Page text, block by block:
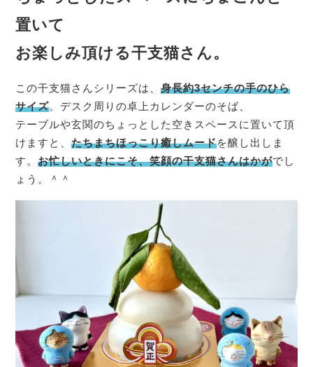
置いて
お楽しみ頂ける干支猫さん。
この干支猫さんシリーズは、身長約3センチの手のひら
サイズ。デスク周りの卓上カレンダーのそば、
テーブルや玄関のちょっとした空きスペースに置いて頂
けますと、たちまちほっこり癒しムードを醸し出しま
す。お忙しいときにこそ、笑顔の干支猫さんはかがでし
ょう。＾＾